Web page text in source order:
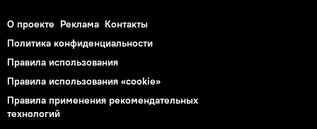
О проекте Реклама Контакты
Политика конфиденциальности
Правила использования
Правила использования «cookie»
Правила применения рекомендательных
технологий